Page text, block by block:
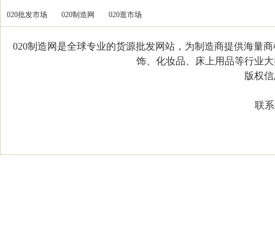
020批发市场 020制造网 020逛市场
020制造网是全球专业的货源批发网站，为制造商提供海量
饰、化妆品、床上用品等行业
版权信
联